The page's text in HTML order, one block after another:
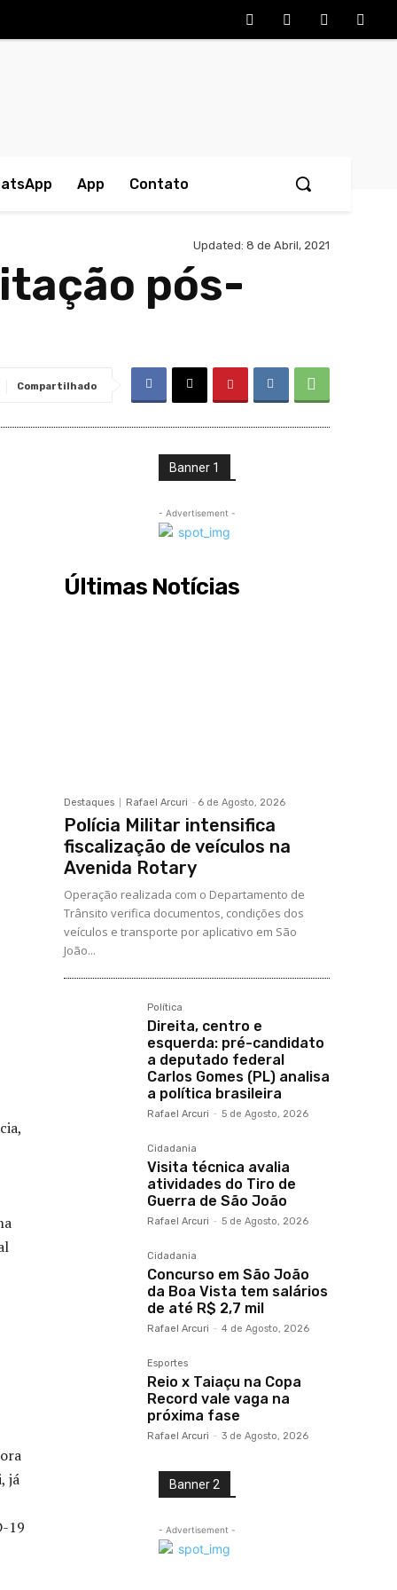
App Contato
Updated: 8 de Abril, 2021
pós-
Compartilhado
já
19
Banner 1
- Advertisement -
Últimas Notícias
Destaques Rafael Arcuri - 6 de Agosto, 2026
Polícia Militar intensifica
fiscalização de veículos na
Avenida Rotary
Operação realizada com o Departamento de
Trânsito verifica documentos, condições dos
veículos e transporte por aplicativo em São
João...
Política
Direita, centro e
esquerda: pré-candidato
a deputado federal
Carlos Gomes (PL) analisa
a política brasileira
Rafael Arcuri - 5 de Agosto, 2026
Cidadania
Visita técnica avalia
atividades do Tiro de
Guerra de São João
Rafael Arcuri - 5 de Agosto, 2026
Cidadania
Concurso em São João
da Boa Vista tem salários
de até R$ 2,7 mil
Rafael Arcuri - 4 de Agosto, 2026
Esportes
Reio x Taiaçu na Copa
Record vale vaga na
próxima fase
Rafael Arcuri - 3 de Agosto, 2026
Banner 2
- Advertisement -